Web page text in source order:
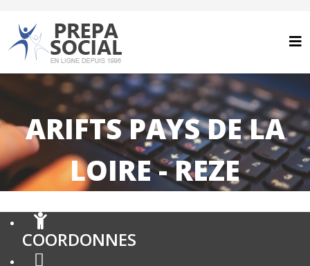
ARIFTS PAYS DE LA
LOIRE - REZE
COORDONNES